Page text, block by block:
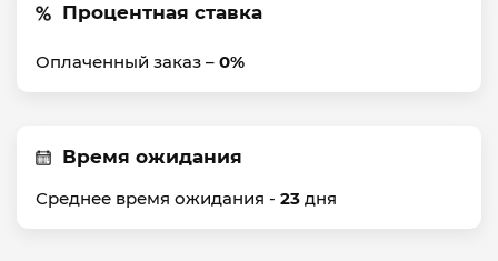
Процентная ставка
Оплаченный заказ – 0%
Время ожидания
Среднее время ожидания - 23 дня